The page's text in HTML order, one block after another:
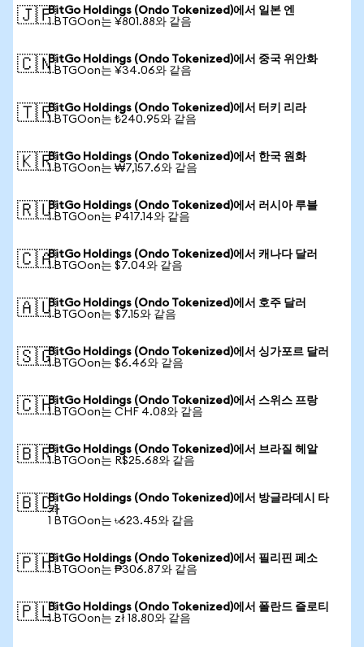
🇯🇵BitGo Holdings (Ondo Tokenized)에서 일본 엔
1 BTGOon는 ¥801.88와 같음
🇨🇳BitGo Holdings (Ondo Tokenized)에서 중국 위안화
1 BTGOon는 ¥34.06와 같음
🇹🇷BitGo Holdings (Ondo Tokenized)에서 터키 리라
1 BTGOon는 ₺240.95와 같음
🇰🇷BitGo Holdings (Ondo Tokenized)에서 한국 원화
1 BTGOon는 ₩7,157.6와 같음
🇷🇺BitGo Holdings (Ondo Tokenized)에서 러시아 루블
1 BTGOon는 ₽417.14와 같음
🇨🇦BitGo Holdings (Ondo Tokenized)에서 캐나다 달러
1 BTGOon는 $7.04와 같음
🇦🇺BitGo Holdings (Ondo Tokenized)에서 호주 달러
1 BTGOon는 $7.15와 같음
🇸🇬BitGo Holdings (Ondo Tokenized)에서 싱가포르 달러
1 BTGOon는 $6.46와 같음
🇨🇭BitGo Holdings (Ondo Tokenized)에서 스위스 프랑
1 BTGOon는 CHF 4.08와 같음
🇧🇷BitGo Holdings (Ondo Tokenized)에서 브라질 헤알
1 BTGOon는 R$25.68와 같음
🇧🇩BitGo Holdings (Ondo Tokenized)에서 방글라데시 타
카
1 BTGOon는 ৳623.45와 같음
🇵🇭BitGo Holdings (Ondo Tokenized)에서 필리핀 페소
1 BTGOon는 ₱306.87와 같음
🇵🇱BitGo Holdings (Ondo Tokenized)에서 폴란드 즐로티
1 BTGOon는 zł 18.80와 같음